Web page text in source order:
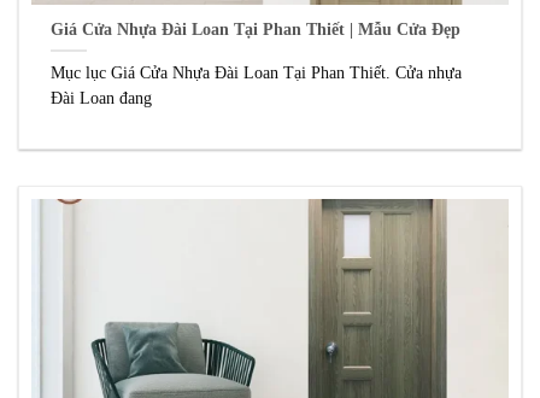
Giá Cửa Nhựa Đài Loan Tại Phan Thiết | Mẫu Cửa Đẹp
Mục lục Giá Cửa Nhựa Đài Loan Tại Phan Thiết. Cửa nhựa
Đài Loan đang